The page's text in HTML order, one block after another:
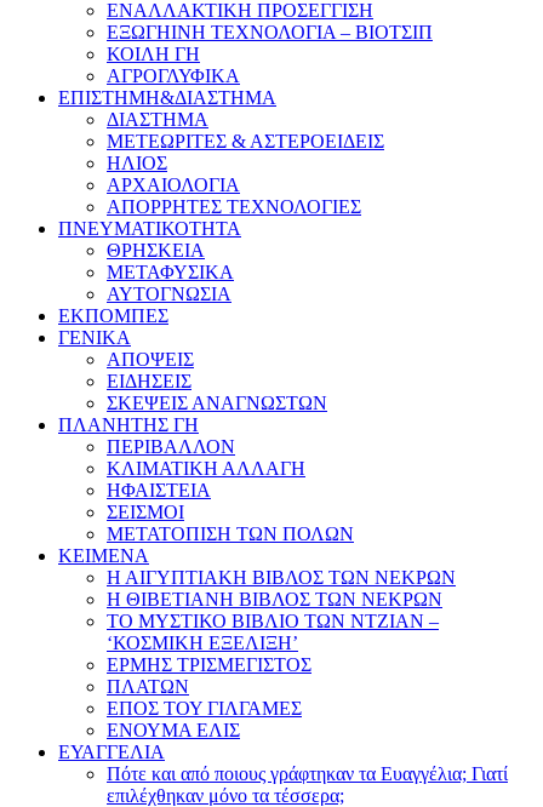
ΕΝΑΛΛΑΚΤΙΚΗ ΠΡΟΣΕΓΓΙΣΗ
ΕΞΩΓΗΙΝΗ ΤΕΧΝΟΛΟΓΙΑ – ΒΙΟΤΣΙΠ
ΚΟΙΛΗ ΓΗ
ΑΓΡΟΓΛΥΦΙΚΑ
ΕΠΙΣΤΗΜΗ&ΔΙΑΣΤΗΜΑ
ΔΙΑΣΤΗΜΑ
ΜΕΤΕΩΡΙΤΕΣ & ΑΣΤΕΡΟΕΙΔΕΙΣ
ΗΛΙΟΣ
ΑΡΧΑΙΟΛΟΓΙΑ
ΑΠΟΡΡΗΤΕΣ ΤΕΧΝΟΛΟΓΙΕΣ
ΠΝΕΥΜΑΤΙΚΟΤΗΤΑ
ΘΡΗΣΚΕΙΑ
ΜΕΤΑΦΥΣΙΚΑ
ΑΥΤΟΓΝΩΣΙΑ
ΕΚΠΟΜΠΕΣ
ΓΕΝΙΚΑ
ΑΠΟΨΕΙΣ
ΕΙΔΗΣΕΙΣ
ΣΚΕΨΕΙΣ ΑΝΑΓΝΩΣΤΩΝ
ΠΛΑΝΗΤΗΣ ΓΗ
ΠΕΡΙΒΑΛΛΟΝ
ΚΛΙΜΑΤΙΚΗ ΑΛΛΑΓΗ
ΗΦΑΙΣΤΕΙΑ
ΣΕΙΣΜΟΙ
ΜΕΤΑΤΟΠΙΣΗ ΤΩΝ ΠΟΛΩΝ
ΚΕΙΜΕΝΑ
Η ΑΙΓΥΠΤΙΑΚΗ ΒΙΒΛΟΣ ΤΩΝ ΝΕΚΡΩΝ
Η ΘΙΒΕΤΙΑΝΗ ΒΙΒΛΟΣ ΤΩΝ ΝΕΚΡΩΝ
ΤΟ ΜΥΣΤΙΚΟ ΒΙΒΛΙΟ ΤΩΝ ΝΤΖΙΑΝ –
‘ΚΟΣΜΙΚΗ ΕΞΕΛΙΞΗ’
ΕΡΜΗΣ ΤΡΙΣΜΕΓΙΣΤΟΣ
ΠΛΑΤΩΝ
ΕΠΟΣ ΤΟΥ ΓΙΛΓΑΜΕΣ
ΕΝΟΥΜΑ ΕΛΙΣ
ΕΥΑΓΓΕΛΙΑ
Πότε και από ποιους γράφτηκαν τα Ευαγγέλια; Γιατί
επιλέχθηκαν μόνο τα τέσσερα;